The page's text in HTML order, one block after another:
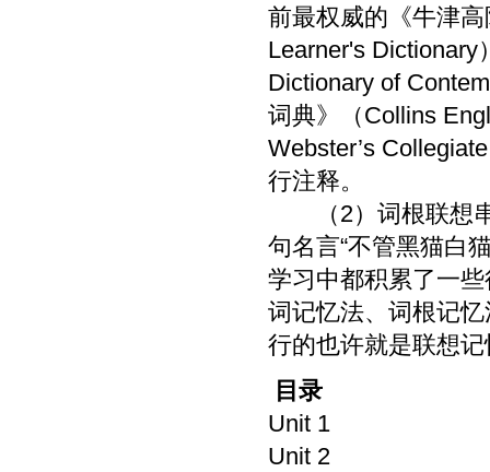
前最权威的《牛津
Learner's
Dictionary of
词典》（Collins
Webster’s
行注释。
（2）词根联想串
句名言“不管黑猫白
学习中都积累了一
词记忆法、词根记
行的也许就是联想
目录
Unit 1
Unit 2